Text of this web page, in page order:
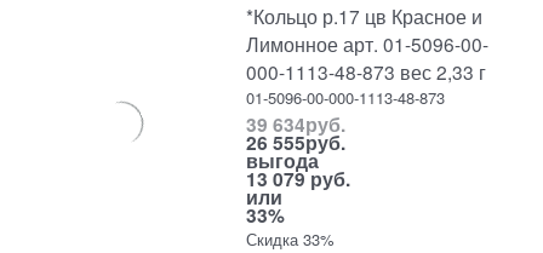
*Кольцо р.17 цв Красное и
Лимонное арт. 01-5096-00-
000-1113-48-873 вес 2,33 г
01-5096-00-000-1113-48-873
39 634руб.
26 555руб.
выгода
13 079 руб.
или
33%
Скидка 33%